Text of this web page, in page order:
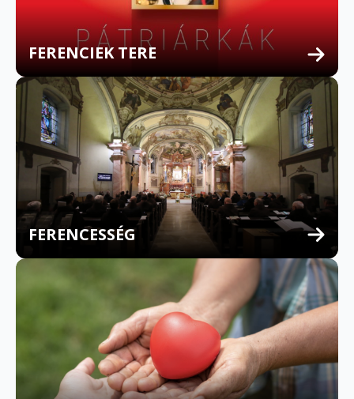
FERENCIEK TERE
FERENCESSÉG
MULTILINGUAL CONFESSION